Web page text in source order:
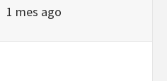
1 mes ago